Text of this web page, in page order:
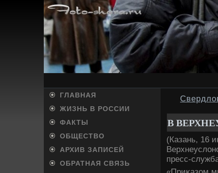
ГЛАВНАЯ
ЖИЗНЬ В РОССИИ
ФАКТЫ
ОБЩЕСТВО
АРХИВ ЗАПИСЕЙ
ОБРАТНАЯ СВЯЗЬ
В
(Казань, 16
пресс-